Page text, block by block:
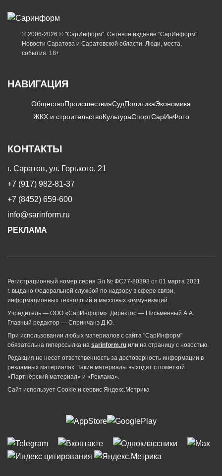
© 2006-2026 © "СарИнформ". Сетевое издание "СарИнформ".
Новости Саратова и Саратовской области. Люди, места,
события. 18+
НАВИГАЦИЯ
ОбществоПроисшествияСудПолитикаЭкономика
ЖКХ и строительствоКультураСпортСарИнФото
КОНТАКТЫ
г. Саратов, ул. Горького, 21
+7 (917) 982-81-37
+7 (8452) 659-600
info@sarinform.ru
РЕКЛАМА
Регистрационный номер серия Эл № ФС77-80393 от 01 марта 2021
г. выдано Федеральной службой по надзору в сфере связи,
информационных технологий и массовых коммуникаций.
Учредитель — ООО «СарИнформ». Директор — Письменный А.А.
Главный редактор — Спринчанэ Д.Ю.
При использовании любых материалов с сайта "СарИнформ"
обязательна гиперссылка на sarinform.ru или на страницу с новостью.
Редакция не несет ответственность за достоверность информации в
рекламных материалах. Такие материалы выходят с пометкой
«Партнёрский материал» и «Реклама».
Сайт использует Cookie и сервиc Яндекс.Метрика